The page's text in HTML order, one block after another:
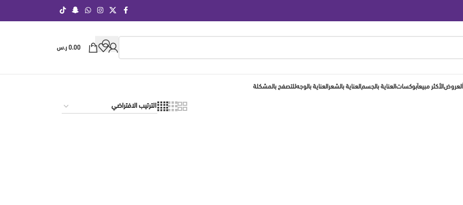
0.00 ر.س
العروض الأكثر مبيعاَبوكسات العناية بالجسم العناية بالشعر العناية بالوجهللتصفح بالمشكلة